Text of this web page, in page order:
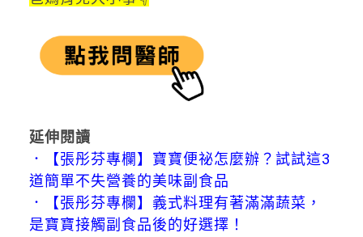
延伸閱讀
．
【張彤芬專欄】寶寶便祕怎麼辦？試試這3
道簡單不失營養的美味副食品
．
【張彤芬專欄】義式料理有著滿滿蔬菜，
是寶寶接觸副食品後的好選擇！